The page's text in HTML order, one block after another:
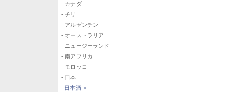
- カナダ
- チリ
- アルゼンチン
- オーストラリア
- ニュージーランド
- 南アフリカ
- モロッコ
- 日本
日本酒->